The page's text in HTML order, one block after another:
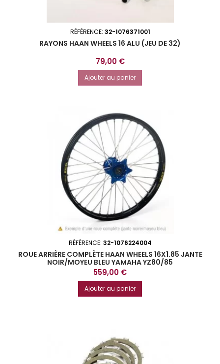
RÉFÉRENCE: 32-1076371001
RAYONS HAAN WHEELS 16 ALU (JEU DE 32)
Prix
79,00 €
Ajouter au panier
RÉFÉRENCE: 32-1076224004
ROUE ARRIÈRE COMPLÈTE HAAN WHEELS 16X1.85 JANTE
NOIR/MOYEU BLEU YAMAHA YZ80/85
Prix
559,00 €
Ajouter au panier